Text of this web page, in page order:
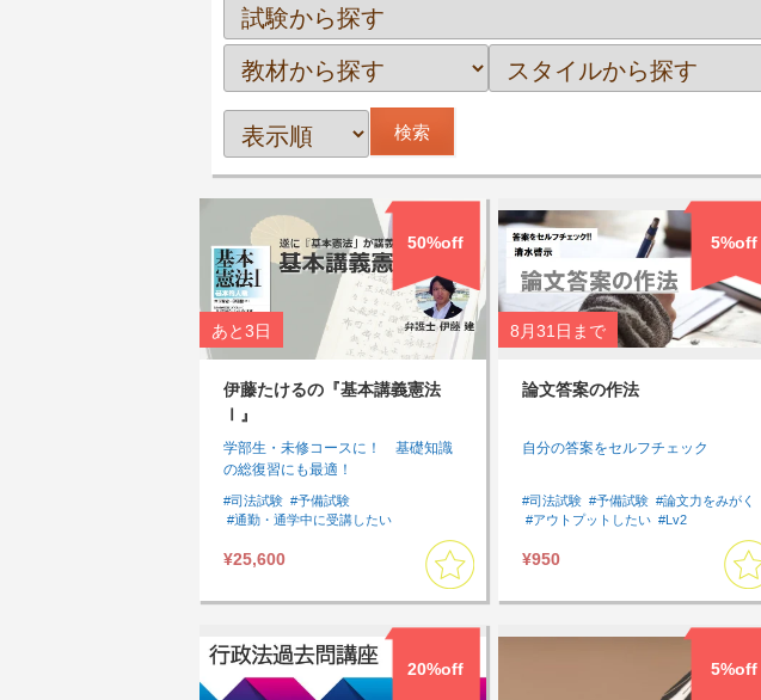
伊藤たけるの『基本講義憲法
Ⅰ』
学部生・未修コースに！ 基礎知識
の総復習にも最適！
#司法試験 #予備試験
#通勤・通学中に受講したい
#インプットしたい
#基礎
50%off
¥25,600
あと3日
論文答案の作法
自分の答案をセルフチェック
#司法試験 #予備試験 #論文力をみがく
#アウトプットしたい #Lv2
5%off
¥950
8月31日 まで
20%off 5%off